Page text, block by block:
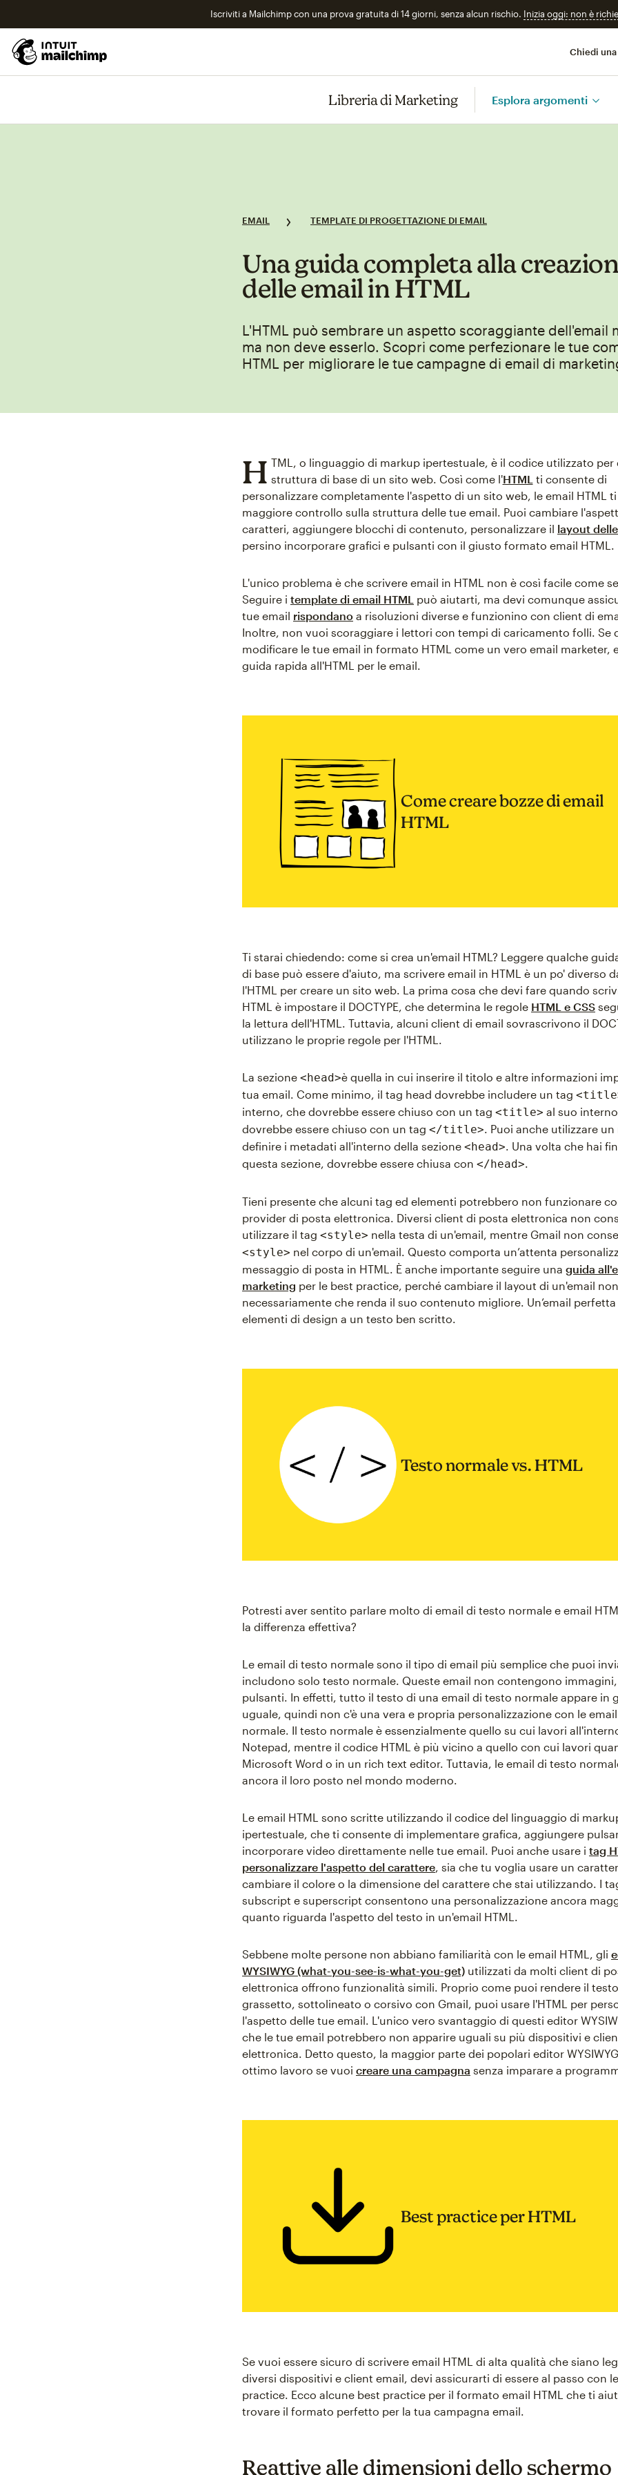
Iscriviti a Mailchimp con una prova gratuita di 14 giorni, senza alcun rischio. Inizia oggi: non è
Chiedi
Libreria di Marketing Esplora argomenti
EMAIL TEMPLATE DI PROGETTAZIONE DI EMAIL
Una guida completa alla
delle email in HTML
L'HTML può sembrare un aspetto scoraggiante dell'email
ma non deve esserlo. Scopri come perfezionare le tue
HTML per migliorare le tue campagne di email di
H TML, o linguaggio di markup ipertestuale, è il codice utilizzato per
struttura di base di un sito web. Così come l'HTML ti consente di
personalizzare completamente l'aspetto di un sito web, le email HTML
maggiore controllo sulla struttura delle tue email. Puoi cambiare
caratteri, aggiungere blocchi di contenuto, personalizzare il layout
persino incorporare grafici e pulsanti con il giusto formato email HTML.
L'unico problema è che scrivere email in HTML non è così facile come
Seguire i template di email HTML può aiutarti, ma devi comunque
tue email rispondano a risoluzioni diverse e funzionino con client di
Inoltre, non vuoi scoraggiare i lettori con tempi di caricamento folli. Se
modificare le tue email in formato HTML come un vero email marketer,
guida rapida all'HTML per le email.
Come creare bozze di email
HTML
Ti starai chiedendo: come si crea un'email HTML? Leggere qualche
di base può essere d'aiuto, ma scrivere email in HTML è un po' diverso
l'HTML per creare un sito web. La prima cosa che devi fare quando
HTML è impostare il DOCTYPE, che determina le regole HTML e CSS
la lettura dell'HTML. Tuttavia, alcuni client di email sovrascrivono il
utilizzano le proprie regole per l'HTML.
La sezione <head>è quella in cui inserire il titolo e altre informazioni
tua email. Come minimo, il tag head dovrebbe includere un tag
interno, che dovrebbe essere chiuso con un tag <title> al suo
dovrebbe essere chiuso con un tag </title>. Puoi anche utilizzare
definire i metadati all'interno della sezione <head>. Una volta che hai
questa sezione, dovrebbe essere chiusa con </head>.
Tieni presente che alcuni tag ed elementi potrebbero non funzionare
provider di posta elettronica. Diversi client di posta elettronica non
utilizzare il tag <style> nella testa di un'email, mentre Gmail non
<style> nel corpo di un'email. Questo comporta un’attenta
messaggio di posta in HTML. È anche importante seguire una guida
marketing per le best practice, perché cambiare il layout di un'email
necessariamente che renda il suo contenuto migliore. Un’email
elementi di design a un testo ben scritto.
Testo normale vs. HTML
Potresti aver sentito parlare molto di email di testo normale e email
la differenza effettiva?
Le email di testo normale sono il tipo di email più semplice che puoi
includono solo testo normale. Queste email non contengono
pulsanti. In effetti, tutto il testo di una email di testo normale appare in
uguale, quindi non c'è una vera e propria personalizzazione con le
normale. Il testo normale è essenzialmente quello su cui lavori
Notepad, mentre il codice HTML è più vicino a quello con cui lavori
Microsoft Word o in un rich text editor. Tuttavia, le email di testo
ancora il loro posto nel mondo moderno.
Le email HTML sono scritte utilizzando il codice del linguaggio di
ipertestuale, che ti consente di implementare grafica, aggiungere
incorporare video direttamente nelle tue email. Puoi anche usare i tag
personalizzare l'aspetto del carattere, sia che tu voglia usare un
cambiare il colore o la dimensione del carattere che stai utilizzando. I
subscript e superscript consentono una personalizzazione ancora
quanto riguarda l'aspetto del testo in un'email HTML.
Sebbene molte persone non abbiano familiarità con le email HTML, gli
WYSIWYG (what-you-see-is-what-you-get) utilizzati da molti client di
elettronica offrono funzionalità simili. Proprio come puoi rendere il
grassetto, sottolineato o corsivo con Gmail, puoi usare l'HTML per
l'aspetto delle tue email. L'unico vero svantaggio di questi editor
che le tue email potrebbero non apparire uguali su più dispositivi e
elettronica. Detto questo, la maggior parte dei popolari editor
ottimo lavoro se vuoi creare una campagna senza imparare a
Best practice per HTML
Se vuoi essere sicuro di scrivere email HTML di alta qualità che siano
diversi dispositivi e client email, devi assicurarti di essere al passo con
practice. Ecco alcune best practice per il formato email HTML che ti
trovare il formato perfetto per la tua campagna email.
Reattive alle dimensioni dello schermo